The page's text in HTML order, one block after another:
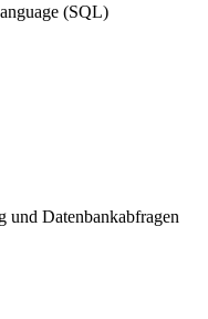
(SQL)
Datenbankabfragen